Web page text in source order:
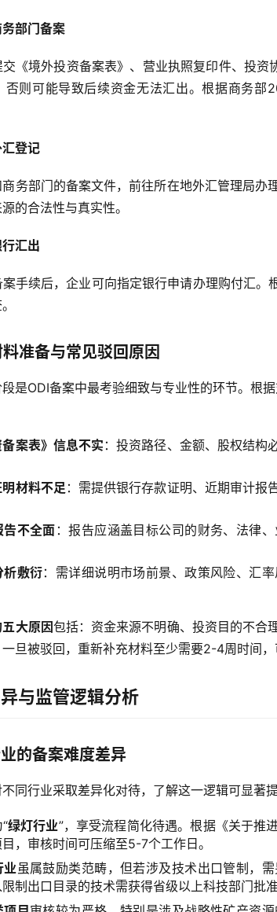
部门备案
交《境外投资备案表》、营业执照复印件、投资
否则可能导致后续资金无法汇出。根据商务部
登记
务部门的备案文件，前往所在地外汇管理局
的合法性与真实性。
汇出
手续后，企业可向指定银行申请办理购付汇
准备与常见驳回原因
是ODI备案中最考验细致与专业性的环节。根
备案表》信息不实 ：投资路径、金额、股权结构
材料不足 ：需提供银行存款证明、近期审计报
告不全面 ：报告应涵盖目标公司的财务、法律
析敷衍：需详细说明市场前景、政策风险、汇
大原因包括：资金来源不明确、投资目的不合
旦被驳回，重新补充材料至少需要2-4周时间，
与监管逻辑分析
的备案难度差异
同行业采取差异化对待，了解这一逻辑可显著提
绿灯行业”，享受流程简化待遇。根据《关于推
，审核时间可压缩至5-7个工作日。
业虽属鼓励类范畴，但若涉及技术出口管制，
制出口目录的技术需获得省级以上科技部门批准